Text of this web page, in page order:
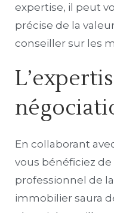
expertise, il peut
précise de la
conseiller sur les
En collaborant
vous bénéficiez de
professionnel de
immobilier saura